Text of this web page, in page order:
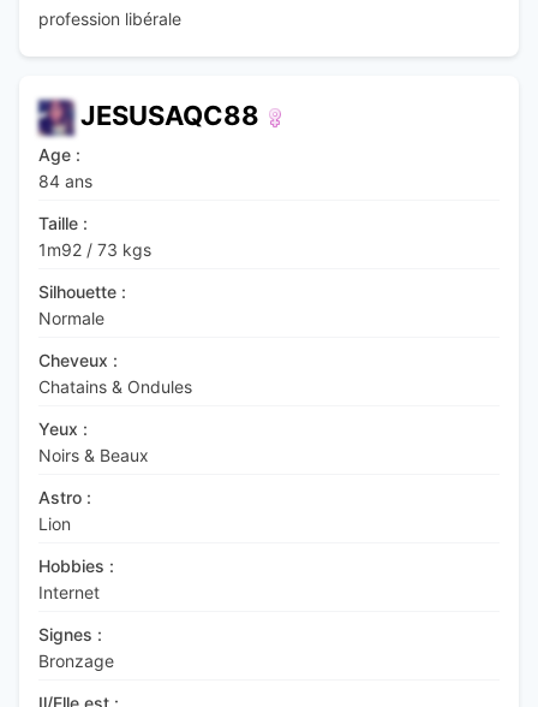
profession libérale
JESUSAQC88
Age :
84 ans
Taille :
1m92 / 73 kgs
Silhouette :
Normale
Cheveux :
Chatains & Ondules
Yeux :
Noirs & Beaux
Astro :
Lion
Hobbies :
Internet
Signes :
Bronzage
Il/Elle est :